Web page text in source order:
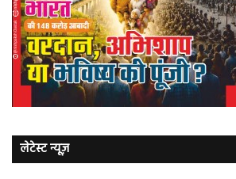
लेटेस्ट न्यूज़